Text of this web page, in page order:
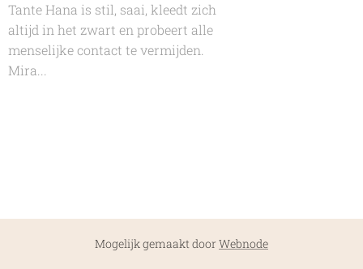
Tante Hana is stil, saai, kleedt zich
altijd in het zwart en probeert alle
menselijke contact te vermijden.
Mira...
Mogelijk gemaakt doorWebnode